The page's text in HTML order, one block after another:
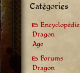
Catégories
Encyclopédie
Dragon
Age
Forums
Dragon